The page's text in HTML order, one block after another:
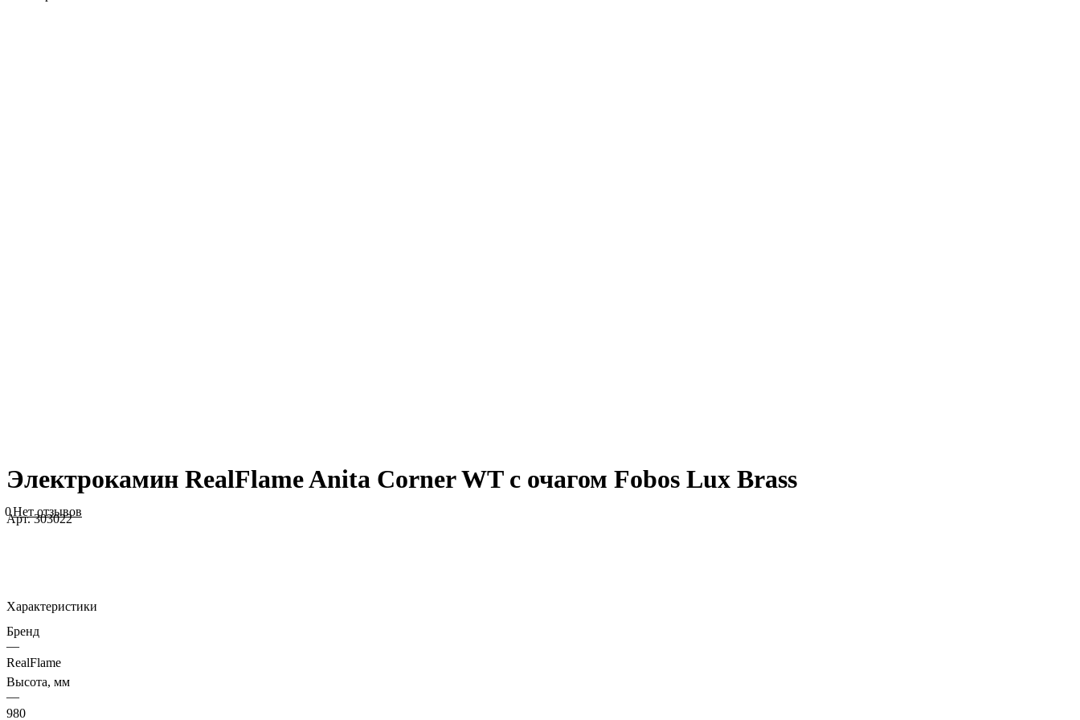
Электрокамин RealFlame Anita Corner WT с очагом Fobos Lux Brass
0Нет отзывов
Арт.303022
Характеристики
Бренд
—
RealFlame
Высота, мм
—
980